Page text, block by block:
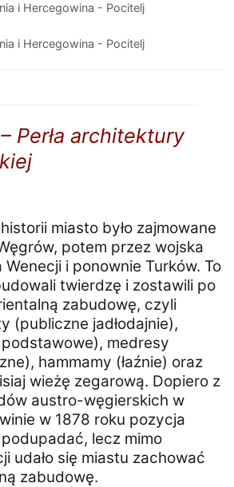
Perła architektury
miasto było zajmowane
potem przez wojska
i ponownie Turków. To
twierdzę i zostawili po
zabudowę, czyli
(publiczne jadłodajnie),
medresy
hammamy (łaźnie) oraz
wieżę zegarową. Dopiero z
austro-węgierskich w
w 1878 roku pozycja
podupadać, lecz mimo
udało się miastu zachować
zabudowę.